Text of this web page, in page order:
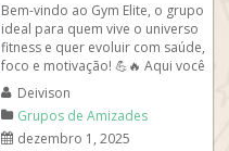
Bem-vindo ao Gym Elite, o grupo
ideal para quem vive o universo
fitness e quer evoluir com saúde,
foco e motivação! 💪🔥 Aqui você
encontra um espaço...
Deivison
Grupos de Amizades
dezembro 1, 2025